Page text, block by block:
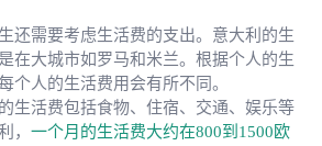
需要考虑生活费的支出。意大利的生
在大城市如罗马和米兰。根据个人的生
个人的生活费用会有所不同。
活费包括食物、住宿、交通、娱乐等
， 一个月的生活费大约在800到1500欧